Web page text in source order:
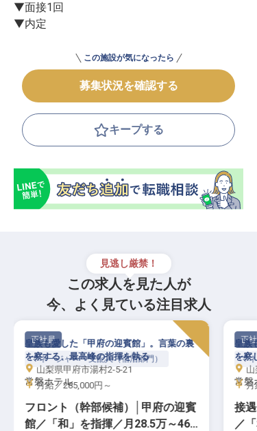
▼面接1回
▼内定
この施設が気になったら
募集状況を確認する
キープする
見逃し厳禁！
この求人を見た人が
今、よく見ている注目求人
正社員
マネージャー・支配人（宿泊部門）
常磐ホテル
フロント（幹部候補）│甲府の迎賓
館／「和」を指揮／月28.5万～46
皇族も愛した「甲府の迎賓館」。言葉の裏
を察する、最高峰の指揮を執る
山梨県甲府市湯村2-5-21
月給／285,000円～
正社
マ
常磐
接
／
皇族
を察
月